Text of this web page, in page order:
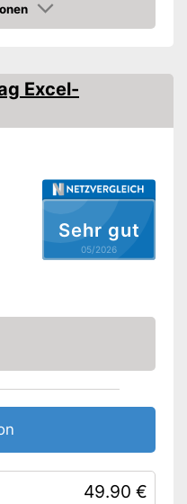
Anbieter
Sehr gut
05/2026
Excel-
49.90 €